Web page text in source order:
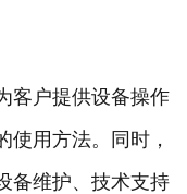
客户提供设备操作
使用方法。同时，
备维护、技术支持